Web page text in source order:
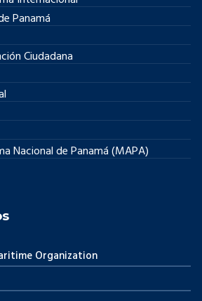
Panamá
Ciudadana
Nacional de Panamá (MAPA)
Organization